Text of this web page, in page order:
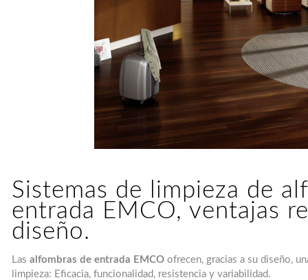
Sistemas de limpieza de
entrada EMCO, ventajas
diseño.
Lasalfombras de entrada EMCO ofrecen, gracias a su diseño,
limpieza: Eficacia, funcionalidad, resistencia y variabilidad.